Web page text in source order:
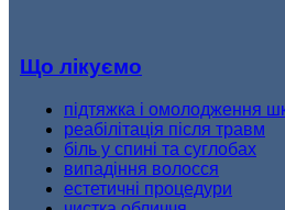
Що лікуємо
підтяжка і омолодження
реабілітація після травм
біль у спині та суглобах
випадіння волосся
естетичні процедури